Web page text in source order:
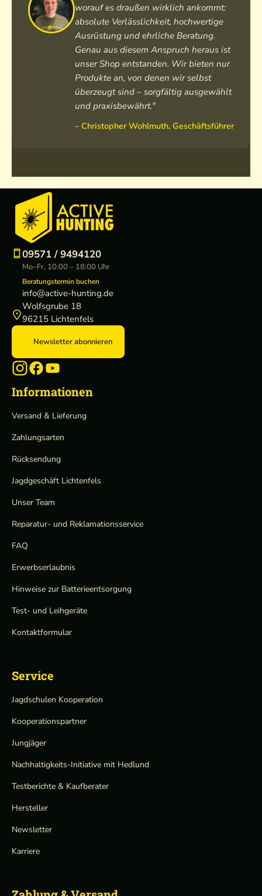
worauf es draußen wirklich ankommt:
absolute Verlässlichkeit, hochwertige
Ausrüstung und ehrliche Beratung.
Genau aus diesem Anspruch heraus ist
unser Shop entstanden. Wir bieten nur
Produkte an, von denen wir selbst
überzeugt sind – sorgfältig ausgewählt
und praxisbewährt."
– Christopher Wohlmuth, Geschäftsführer
09571 / 9494120
Mo–Fr, 10:00 – 18:00 Uhr
Beratungstermin buchen
info@active-hunting.de
Wolfsgrube 18
96215 Lichtenfels
Newsletter abonnieren
Informationen
Versand & Lieferung
Zahlungsarten
Rücksendung
Jagdgeschäft Lichtenfels
Unser Team
Reparatur- und Reklamationsservice
FAQ
Erwerbserlaubnis
Hinweise zur Batterieentsorgung
Test- und Leihgeräte
Kontaktformular
Service
Jagdschulen Kooperation
Kooperationspartner
Jungjäger
Nachhaltigkeits-Initiative mit Hedlund
Testberichte & Kaufberater
Hersteller
Newsletter
Karriere